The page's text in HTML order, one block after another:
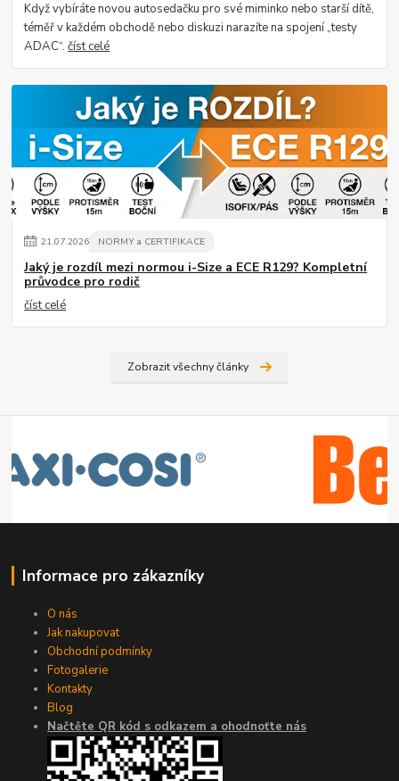
Když vybíráte novou autosedačku pro své miminko nebo starší dítě,
téměř v každém obchodě nebo diskuzi narazíte na spojení „testy
ADAC“.číst celé
21.07.2026 NORMY a CERTIFIKACE
Jaký je rozdíl mezi normou i-Size a ECE R129? Kompletní
průvodce pro rodič
číst celé
Zobrazit všechny články
Informace pro zákazníky
O nás
Jak nakupovat
Obchodní podmínky
Fotogalerie
Kontakty
Blog
Načtěte QR kód s odkazem a ohodnoťte nás